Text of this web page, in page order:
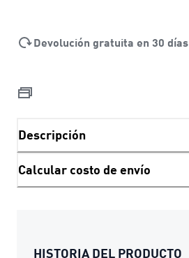
Devolución gratuita en 30 días
Descripción
Calcular costo de envío
HISTORIA DEL PRODUCTO